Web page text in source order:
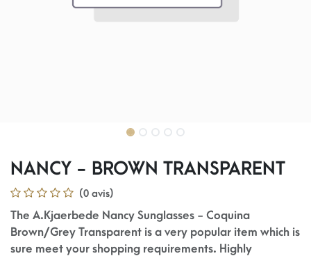
NANCY - BROWN TRANSPARENT
(0 avis)
The A.Kjaerbede Nancy Sunglasses - Coquina
Brown/Grey Transparent is a very popular item which is
sure meet your shopping requirements. Highly